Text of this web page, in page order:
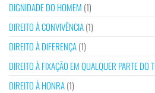
DIGNIDADE DO HOMEM (1)
DIREITO À CONVIVÊNCIA(1)
DIREITO À DIFERENÇA(1)
DIREITO À FIXAÇÃO EM QUALQUER PARTE DO
DIREITO À HONRA(1)